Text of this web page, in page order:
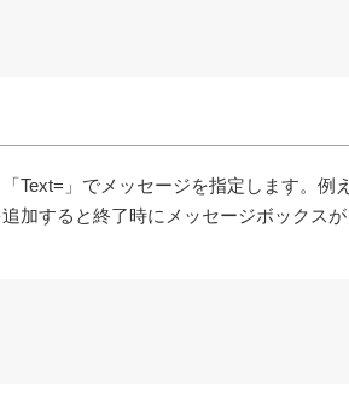
Text=」でメッセージを指定します。例え
加すると終了時にメッセージボックスが